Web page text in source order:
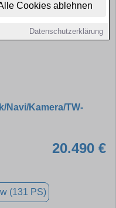
Cookies ablehnen
Datenschutzerklärung
Navi/Kamera/TW-
20.490 €
(131 PS)